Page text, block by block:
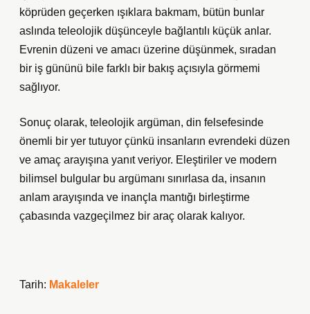
köprüden geçerken ışıklara bakmam, bütün bunlar
aslında teleolojik düşünceyle bağlantılı küçük anlar.
Evrenin düzeni ve amacı üzerine düşünmek, sıradan
bir iş gününü bile farklı bir bakış açısıyla görmemi
sağlıyor.
Sonuç olarak, teleolojik argüman, din felsefesinde
önemli bir yer tutuyor çünkü insanların evrendeki düzen
ve amaç arayışına yanıt veriyor. Eleştiriler ve modern
bilimsel bulgular bu argümanı sınırlasa da, insanın
anlam arayışında ve inançla mantığı birleştirme
çabasında vazgeçilmez bir araç olarak kalıyor.
Tarih: Makaleler